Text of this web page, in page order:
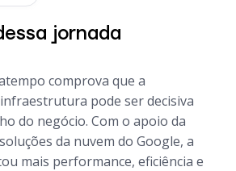
jornada
comprova que a
pode ser decisiva
do negócio. Com o apoio da
da nuvem do Google, a
mais performance, eficiência e